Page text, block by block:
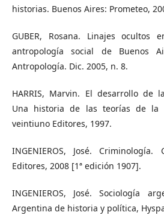
historias. Buenos Aires: Prometeo,
GUBER, Rosana. Linajes
antropología social de Buenos
Antropología. Dic. 2005, n. 8.
HARRIS, Marvin. El desarrollo de
Una historia de las teorías de la
veintiuno Editores, 1997.
INGENIEROS, José. Criminología.
Editores, 2008 [1ª edición 1907].
INGENIEROS, José. Sociología
Argentina de historia y política,